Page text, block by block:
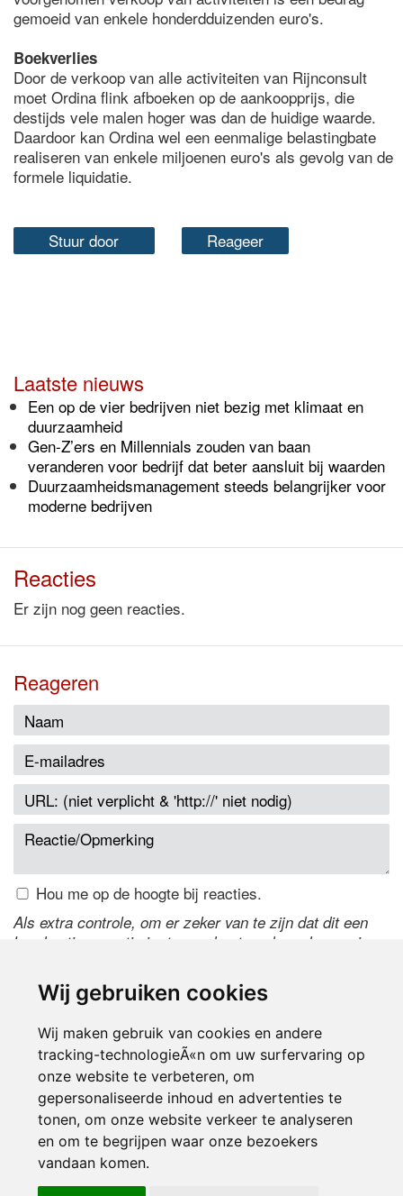
Wij gebruiken cookies
Wij maken gebruik van cookies en andere
tracking-technologieÃ«n om uw surfervaring op
onze website te verbeteren, om
gepersonaliseerde inhoud en advertenties te
tonen, om onze website verkeer te analyseren
en om te begrijpen waar onze bezoekers
vandaan komen.
gemoeid van enkele honderdduizenden euro's.
Boekverlies
Door de verkoop van alle activiteiten van Rijnconsult
moet Ordina flink afboeken op de aankoopprijs, die
destijds vele malen hoger was dan de huidige waarde.
Daardoor kan Ordina wel een eenmalige belastingbate
realiseren van enkele miljoenen euro's als gevolg van de
formele liquidatie.
Stuur door Reageer
Laatste nieuws
Een op de vier bedrijven niet bezig met klimaat en
duurzaamheid
Gen-Z’ers en Millennials zouden van baan
veranderen voor bedrijf dat beter aansluit bij waarden
Duurzaamheidsmanagement steeds belangrijker voor
moderne bedrijven
Reacties
Er zijn nog geen reacties.
Reageren
Hou me op de hoogte bij reacties.
Als extra controle, om er zeker van te zijn dat dit een
handmatige reactie is, typ onderstaande code over in
de code te wijzigen.